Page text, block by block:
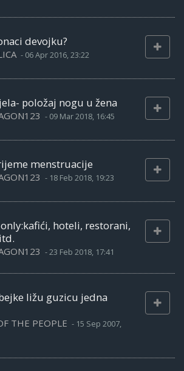
devojku?
- 06 Apr 2016, 23:22
položaj nogu u žena
- 09 Mar 2018, 16:45
menstruacije
- 18 Feb 2018, 19:23
hoteli, restorani,
-23 Feb 2018, 17:41
ližu guzicu jedna
THE PEOPLE - 15 Sep 2007,